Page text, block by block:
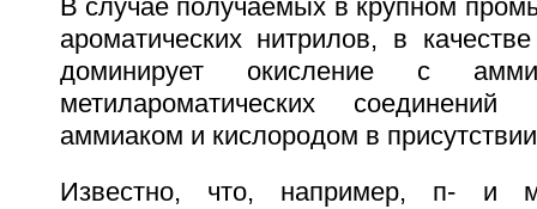
В случае получаемых в крупном
ароматических нитрилов, в
доминирует окисление с
метилароматических
аммиаком и кислородом в
Известно, что, например, п- и м-